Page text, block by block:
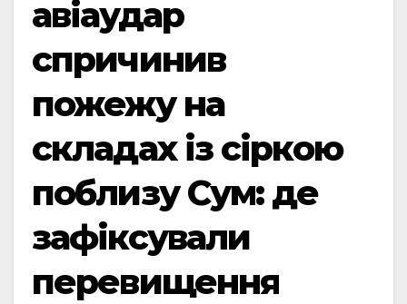
авіаудар
спричинив
пожежу на
складах із сіркою
поблизу Сум: де
зафіксували
перевищення